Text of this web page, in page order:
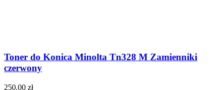
Toner do Konica Minolta Tn328 M Zamienniki
czerwony
250,00 zł